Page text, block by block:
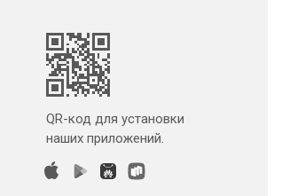
QR-код для установки
наших приложений.